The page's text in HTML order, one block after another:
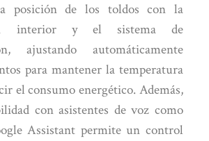
posición de los toldos con la
interior y el sistema de
ajustando automáticamente
para mantener la temperatura
el consumo energético. Además,
con asistentes de voz como
Assistant permite un control